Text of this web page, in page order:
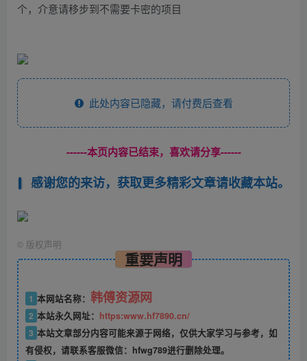
个，介意请移步到不需要卡密的项目
此处内容已隐藏，请付费后查看
------本页内容已结束，喜欢请分享------
感谢您的来访，获取更多精彩文章请收藏本站。
© 版权声明
重要声明
1 本网站名称： 韩傅资源网
2 本站永久网址： https:www.hf7890.cn/
3 本站文章部分内容可能来源于网络，仅供大家学习与参考，如
有侵权，请联系客服微信：hfwg789进行删除处理。